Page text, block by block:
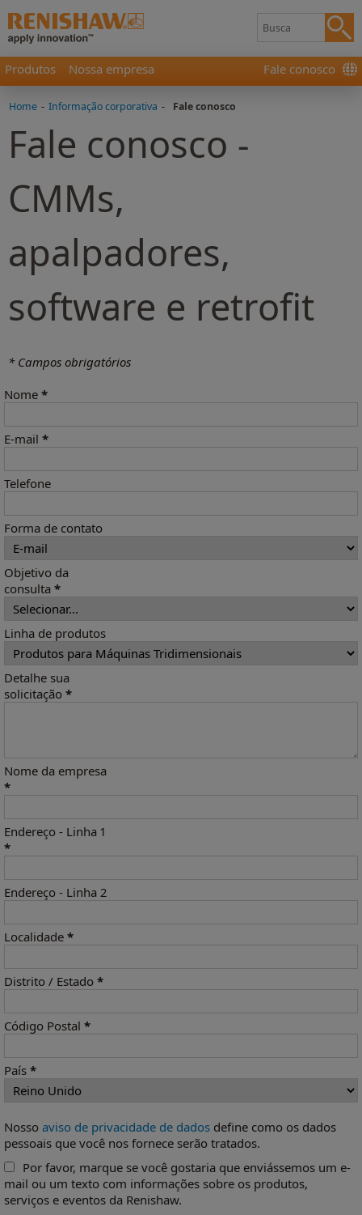
Produtos Nossa empresa Fale conosco
Home - Informação corporativa - Fale conosco
Fale conosco -
CMMs,
apalpadores,
software e retrofit
* Campos obrigatórios
Nome *
E-mail *
Telefone
Forma de contato
Objetivo da
consulta *
Linha de produtos
Detalhe sua
solicitação *
Nome da empresa
*
Endereço - Linha 1
*
Endereço - Linha 2
Localidade *
Distrito / Estado *
Código Postal *
País *
Nosso aviso de privacidade de dados define como os dados
pessoais que você nos fornece serão tratados.
Por favor, marque se você gostaria que enviássemos um e-
mail ou um texto com informações sobre os produtos,
serviços e eventos da Renishaw.